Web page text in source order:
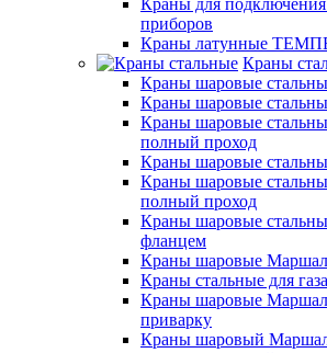
приборов
Краны латунные
Краны
Краны шаровые
Краны шаровые
Краны шаровые
полный проход
Краны шаровые
Краны шаровые
полный проход
Краны шаровые
фланцем
Краны шаровые Маршал
Краны стальные для
Краны шаровые
приварку
Краны шаровый